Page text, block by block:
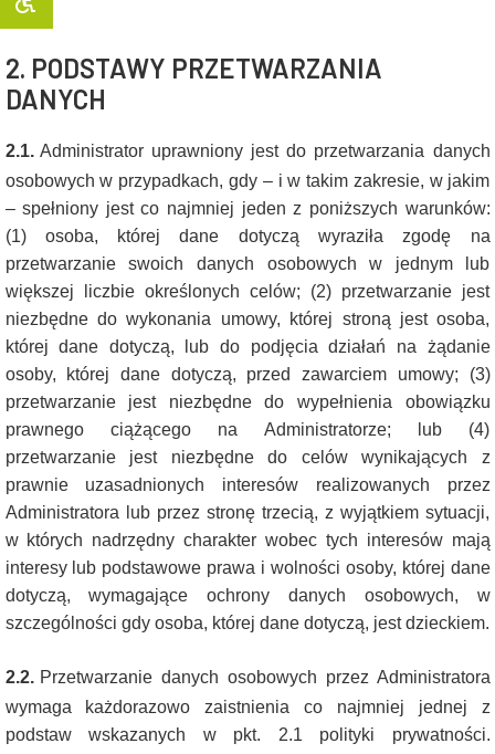
2. PODSTAWY PRZETWARZANIA
DANYCH
2.1. Administrator uprawniony jest do przetwarzania danych
osobowych w przypadkach, gdy – i w takim zakresie, w jakim
– spełniony jest co najmniej jeden z poniższych warunków:
(1) osoba, której dane dotyczą wyraziła zgodę na
przetwarzanie swoich danych osobowych w jednym lub
większej liczbie określonych celów; (2) przetwarzanie jest
niezbędne do wykonania umowy, której stroną jest osoba,
której dane dotyczą, lub do podjęcia działań na żądanie
osoby, której dane dotyczą, przed zawarciem umowy; (3)
przetwarzanie jest niezbędne do wypełnienia obowiązku
prawnego ciążącego na Administratorze; lub (4)
przetwarzanie jest niezbędne do celów wynikających z
prawnie uzasadnionych interesów realizowanych przez
Administratora lub przez stronę trzecią, z wyjątkiem sytuacji,
w których nadrzędny charakter wobec tych interesów mają
interesy lub podstawowe prawa i wolności osoby, której dane
dotyczą, wymagające ochrony danych osobowych, w
szczególności gdy osoba, której dane dotyczą, jest dzieckiem.
2.2. Przetwarzanie danych osobowych przez Administratora
wymaga każdorazowo zaistnienia co najmniej jednej z
podstaw wskazanych w pkt. 2.1 polityki prywatności.